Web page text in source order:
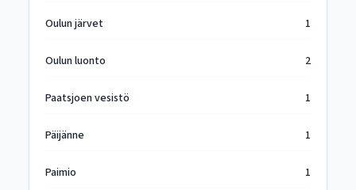
Oulun järvet 1
Oulun luonto 2
Paatsjoen vesistö 1
Päijänne 1
Paimio 1